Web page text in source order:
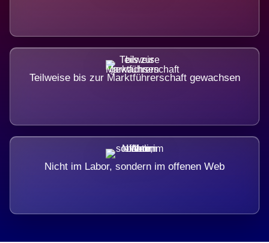
Teilweise bis zur Marktführerschaft gewachsen
Nicht im Labor, sondern im offenen Web